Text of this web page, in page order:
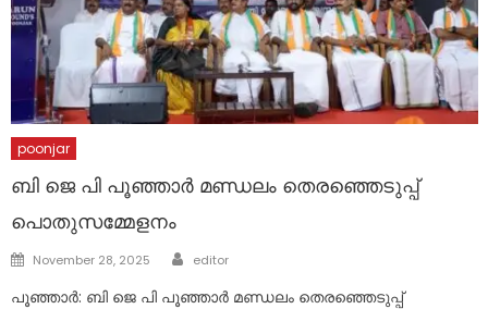
poonjar
ബി ജെ പി പൂഞ്ഞാർ മണ്ഡലം തെരഞ്ഞെടുപ്പ്
പൊതുസമ്മേളനം
Posted
November 28, 2025 Author
editor
പൂഞ്ഞാർ: ബി ജെ പി പൂഞ്ഞാർ മണ്ഡലം തെരഞ്ഞെടുപ്പ്